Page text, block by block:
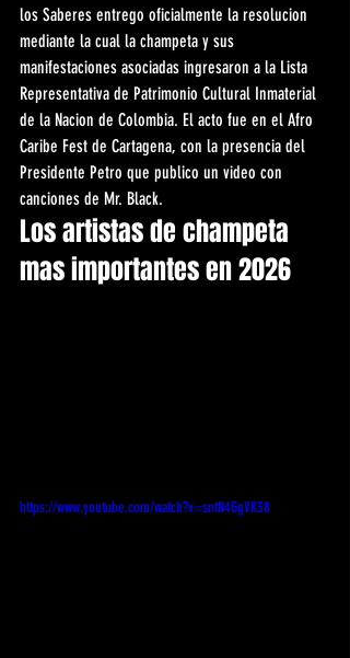
los Saberes entrego oficialmente la resolucion
mediante la cual la champeta y sus
manifestaciones asociadas ingresaron a la Lista
Representativa de Patrimonio Cultural Inmaterial
de la Nacion de Colombia. El acto fue en el Afro
Caribe Fest de Cartagena, con la presencia del
Presidente Petro que publico un video con
canciones de Mr. Black.
Los artistas de champeta
mas importantes en 2026
https://www.youtube.com/watch?v=sntN4GgVK38